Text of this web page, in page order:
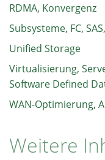
RDMA, Konvergenz
Subsysteme, FC,
Unified Storage
Virtualisierung,
Software Defined
WAN-Optimierung,
Weitere